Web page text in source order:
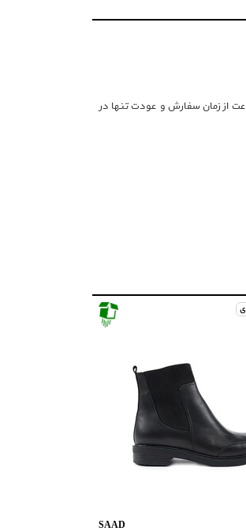
شرایط خاص تامین کننده این برند، انصراف از خرید حداکثر ظرف مدت ۲۴ ساعت از زمان سفارش و عودت تنها در
SAAD